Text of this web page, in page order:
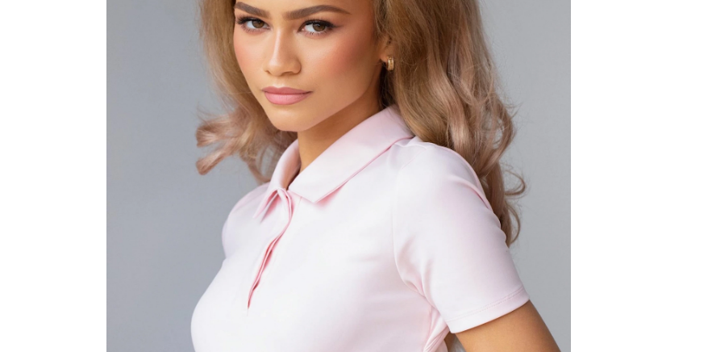
elektronik ileti gönderiminin e-posta yoluyla tarafıma
yapılmasına onay ve bu kapsamda/ amaçla ad/ soyad
ve e-posta adresi verilerimin işlenmesine açık rıza
veriyorum.